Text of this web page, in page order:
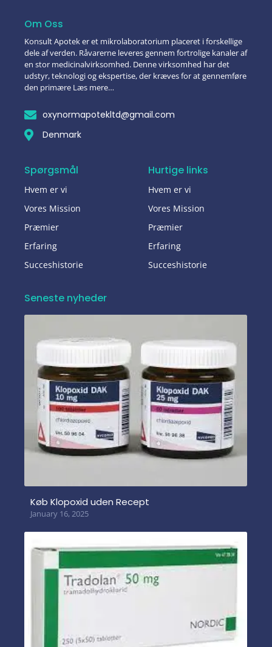
Om Oss
Konsult Apotek er et mikrolaboratorium placeret i forskellige
dele af verden. Råvarerne leveres gennem fortrolige kanaler af
en stor medicinalvirksomhed. Denne virksomhed har det
udstyr, teknologi og ekspertise, der kræves for at gennemføre
den primære Læs mere…
oxynormapotekltd@gmail.com
Denmark
Spørgsmål
Hvem er vi
Vores Mission
Præmier
Erfaring
Succeshistorie
Hurtige links
Hvem er vi
Vores Mission
Præmier
Erfaring
Succeshistorie
Seneste nyheder
Køb Klopoxid uden Recept
January 16, 2025